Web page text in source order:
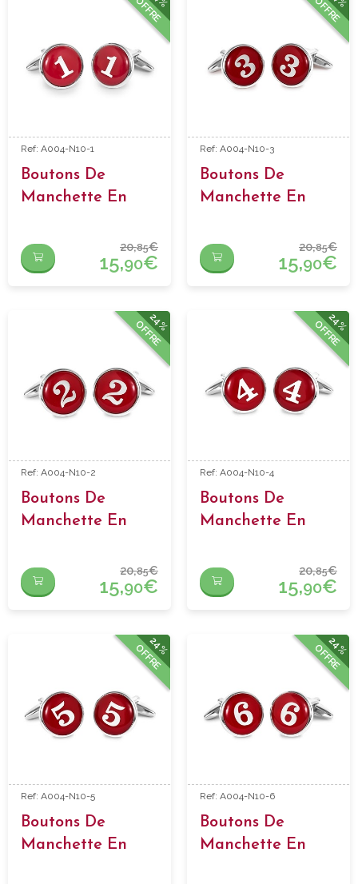
OFFRE
Ref: A004-N10-1
Boutons De
Manchette En
20,85€
15,90€
OFFRE
Ref: A004-N10-3
Boutons De
Manchette En
20,85€
15,90€
24%
OFFRE
Ref: A004-N10-2
Boutons De
Manchette En
20,85€
15,90€
24%
OFFRE
Ref: A004-N10-4
Boutons De
Manchette En
20,85€
15,90€
24%
OFFRE
Ref: A004-N10-5
Boutons De
Manchette En
24%
OFFRE
Ref: A004-N10-6
Boutons De
Manchette En